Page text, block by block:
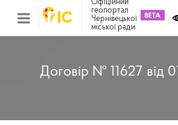
Офіційний
геопортал
Чернівецької
міської ради
Договір № 11627 від